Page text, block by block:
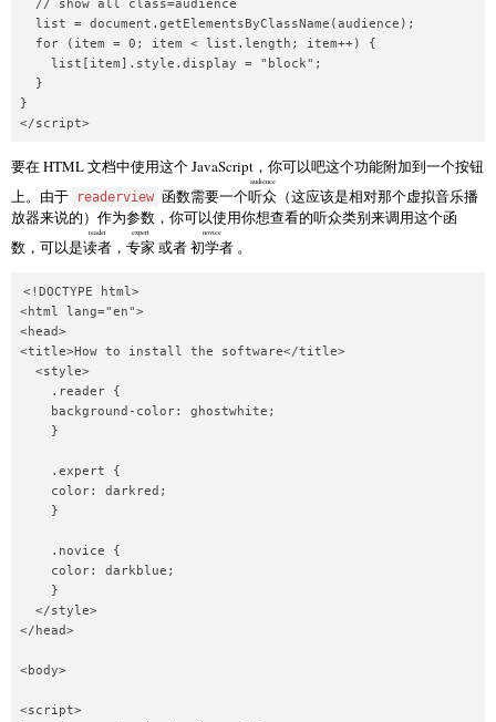
  // show all class=audience
  list = document.getElementsByClassName(audience);
  for (item = 0; item < list.length; item++) {
    list[item].style.display = "block";
  }
}
要在 HTML 文档中使用这个 JavaScript，你可以吧这个功能附加到一个按钮
上。由于
readerview 函数需要一个听众
audience
（这应该是相对那个虚拟音乐播
放器来说的）作为参数，你可以使用你想查看的听众类别来调用这个函
数，可以是读者
reader
， 专家
expert
或者初学者
novice
。
<!DOCTYPE html>
<html lang="en">
<head>
<title>How to install the software</title>
  <style>
    .reader {
    background-color: ghostwhite;
    }
    .expert {
    color: darkred;
    }
    .novice {
    color: darkblue;
    }
  </style>
</head>
<body>
<script>